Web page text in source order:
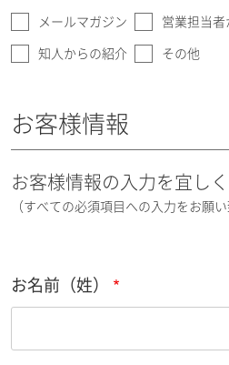
メールマガジン 営業担当
知人からの紹介 その他
お客様情報
お客様情報の入力を宜し
（すべての必須項目への入力をお願い
お名前（姓）